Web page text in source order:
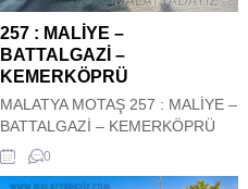
çekilmektedir. ...
257 : MALİYE –
BATTALGAZİ –
KEMERKÖPRÜ
MALATYA MOTAŞ 257 : MALİYE –
BATTALGAZİ – KEMERKÖPRÜ
OTOBÜS HAREKET SAATLERİ
Malatya Motaş Şehir içi 257 :
0